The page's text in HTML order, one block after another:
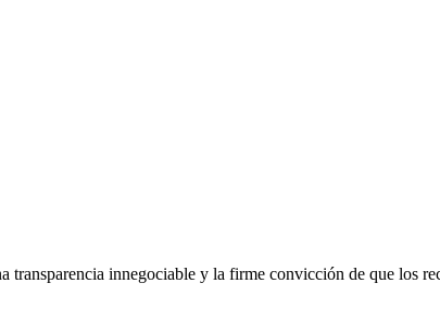
innegociable y la firme convicción de que los